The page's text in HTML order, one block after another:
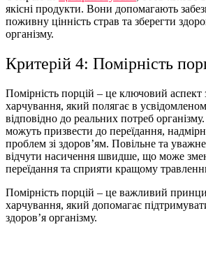
якісні продукти. Вони допомагають
поживну цінність страв та зберегти
організму.
Критерій 4: Помірність
Помірність порцій – це ключовий аспект
харчування, який полягає в
відповідно до реальних потреб
можуть призвести до переїдання,
проблем зі здоров’ям. Повільне та
відчути насичення швидше, що може
переїдання та сприяти кращому
Помірність порцій – це важливий
харчування, який допомагає
здоров’я організму.